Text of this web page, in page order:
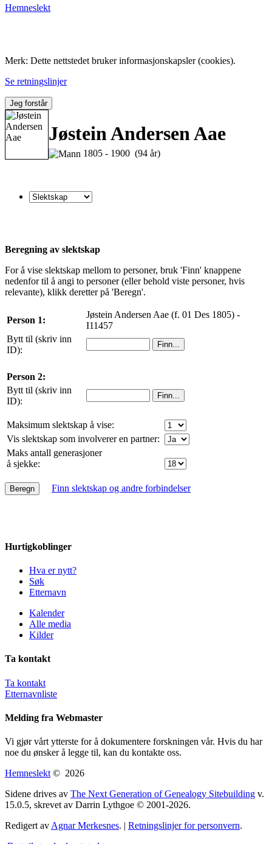
Hemneslekt
Merk: Dette nettstedet bruker informasjonskapsler (cookies).
Se retningslinjer
Jeg forstår
Jøstein Andersen Aae
1805 - 1900 (94 år)
Beregning av slektskap
For å vise slektskap mellom to personer, bruk 'Finn' knappene
nedenfor til å angi to personer (eller behold viste personer, hvis
relevante), klikk deretter på 'Beregn'.
Person 1:
Jøstein Andersen Aae (f. 01 Des 1805) -
I11457
Bytt til (skriv inn
ID):
Person 2:
Bytt til (skriv inn
ID):
Maksimum slektskap å vise:
Vis slektskap som involverer en partner:
Maks antall generasjoner
å sjekke:
Finn slektskap og andre forbindelser
Hurtigkoblinger
Hva er nytt?
Søk
Etternavn
Kalender
Alle media
Kilder
Ta kontakt
Ta kontakt
Etternavnliste
Melding fra Webmaster
Vi gjør vårt ytterste for å dokumentere forskningen vår. Hvis du har
noe du ønsker å legge til, kan du kontakte oss.
Hemneslekt © 2026
Sidene drives av The Next Generation of Genealogy Sitebuilding v.
15.0.5, skrevet av Darrin Lythgoe © 2001-2026.
Redigert av Agnar Merkesnes. | Retningslinjer for personvern.